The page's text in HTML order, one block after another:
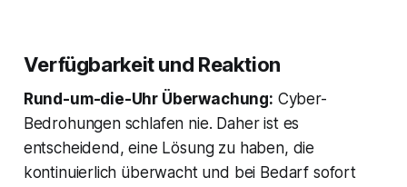
Verfügbarkeit und Reaktion
Rund-um-die-Uhr Überwachung: Cyber-
Bedrohungen schlafen nie. Daher ist es
entscheidend, eine Lösung zu haben, die
kontinuierlich überwacht und bei Bedarf sofort